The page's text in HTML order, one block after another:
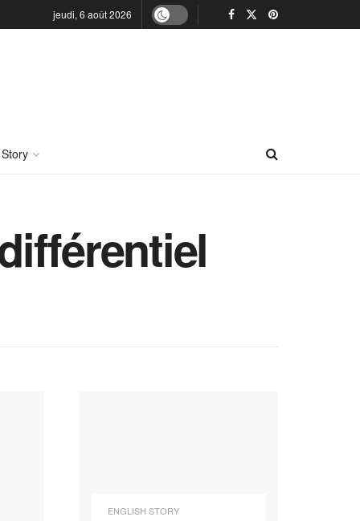
jeudi, 6 août 2026
ENGLISH STORY